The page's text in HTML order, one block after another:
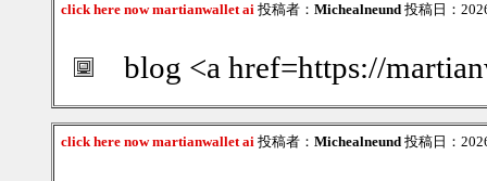
click here now martianwallet ai 投稿者： Michealneund 投稿日：
blog <a href=https://
click here now martianwallet ai 投稿者： Michealneund 投稿日：